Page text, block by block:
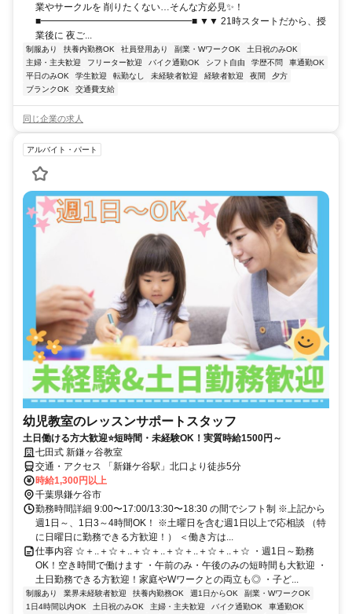
業やサークルを 削りたくない…そんな方必見✨！
■━━━━━━━━━━━━━━━━■ ▼▼ 21時スタートだから、授
業後に 夜ご...
制服あり 扶養内勤務OK 社員登用あり 副業・WワークOK
土日祝のみOK
主婦・主夫歓迎
フリーター歓迎 バイク通勤OK シフト自由 学歴不問
車通勤OK
平日のみOK
学生歓迎 転勤なし 未経験者歓迎 経験者歓迎 夜間
夕方
ブランクOK
交通費支給
同じ企業の求人
アルバイト・パート
幼児教室のレッスンサポートスタッフ
土日働ける方大歓迎⭐短時間・未経験OK！実質時給1500円～
七田式 新鎌ヶ谷教室
交通・アクセス 「新鎌ケ谷駅」北口より徒歩5分
時給1,300円以上
千葉県鎌ケ谷市
勤務時間詳細 9:00〜17:00/13:30〜18:30 の間でシフト制 ※上記から
週1日～、1日3～4時間OK！ ※土曜日を含む週1日以上で応相談 （特
に日曜日に勤務できる方歓迎！） ＜働き方は...
仕事内容 ☆＋..＋☆＋..＋☆＋..＋☆＋..＋☆＋..＋☆ ・週1日～勤務
OK！空き時間で働けます ・午前のみ・午後のみの短時間も大歓迎 ・
土日勤務できる方歓迎！家庭やWワークとの両立も◎ ・子ど...
制服あり 業界未経験者歓迎 扶養内勤務OK 週1日からOK
副業・WワークOK
1日4時間以内OK
土日祝のみOK 主婦・主夫歓迎 バイク通勤OK
車通勤OK